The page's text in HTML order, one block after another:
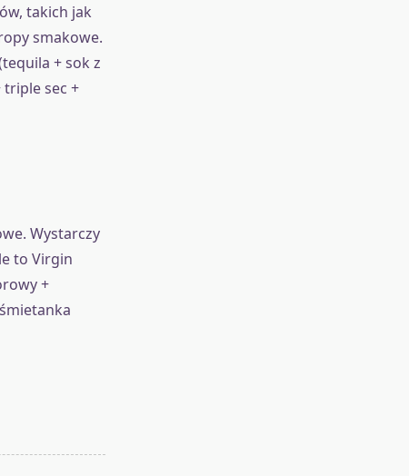
takich jak
smakowe.
+ sok z
triple sec +
Wystarczy
to Virgin
+